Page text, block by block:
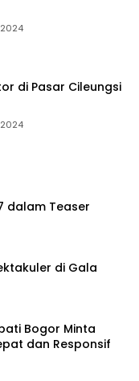
di Pasar Cileungsi
dalam Teaser
di Gala
Bogor Minta
dan Responsif